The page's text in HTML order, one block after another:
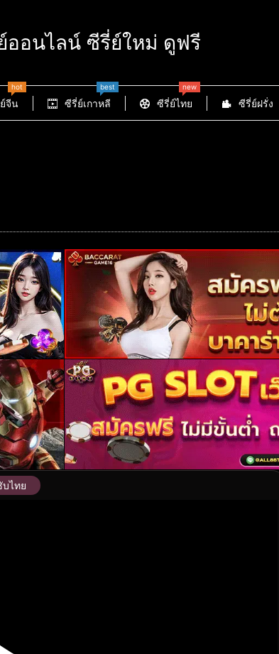
ออนไลน์ ซีรี่ย์ใหม่ ดูฟรี
จีน
hot
ซีรี่ย์เกาหลี
best
ซีรี่ย์ไทย
new
ซีรี่ย์ฝรั่ง
ไทย